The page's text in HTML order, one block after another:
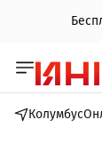
Колумбус